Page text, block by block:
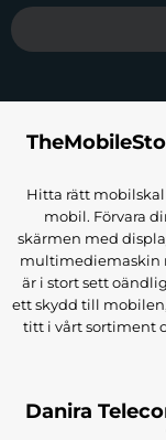
Hitta rätt mobilskal
mobil. Förvara
skärmen med
multimediemaskin
är i stort sett
ett skydd till
titt i vårt sortiment
Danira